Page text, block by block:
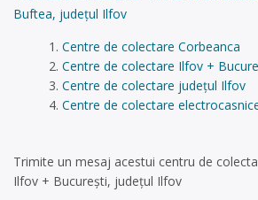
Buftea, județul Ilfov
Centre de colectare Corbeanca
Centre de colectare Ilfov +
Centre de colectare județul Ilfov
Centre de colectare
Trimite un mesaj acestui centru de
Ilfov + București, județul Ilfov